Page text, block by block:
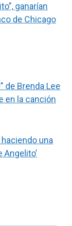
ganarían
de Chicago
de Brenda Lee
en la canción
una